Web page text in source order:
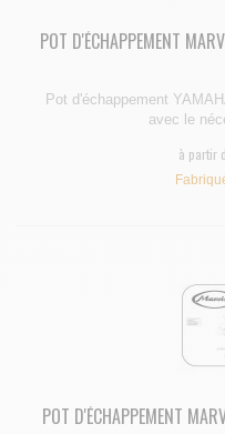
POT D'ÉCHAPPEMENT
Pot d'échappement
avec le
à partir
POT D'ÉCHAPPEMENT